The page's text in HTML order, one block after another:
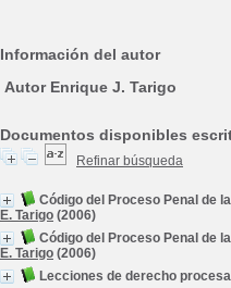
Información del autor
Autor Enrique J. Tarigo
Documentos disponibles
Refinar búsqueda
Código del Proceso Penal de
E. Tarigo (2006)
Código del Proceso Penal de
E. Tarigo (2006)
Lecciones de derecho